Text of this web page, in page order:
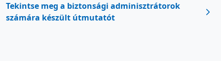
Tekintse meg a biztonsági adminisztrátorok
számára készült útmutatót